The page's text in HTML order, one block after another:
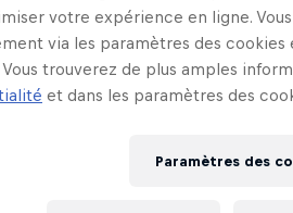
masculines comme
la rediffusion des
votre expérience en ligne.
via les paramètres des cookies
trouverez de plus amples
et dans les paramètres des
Paramètres des